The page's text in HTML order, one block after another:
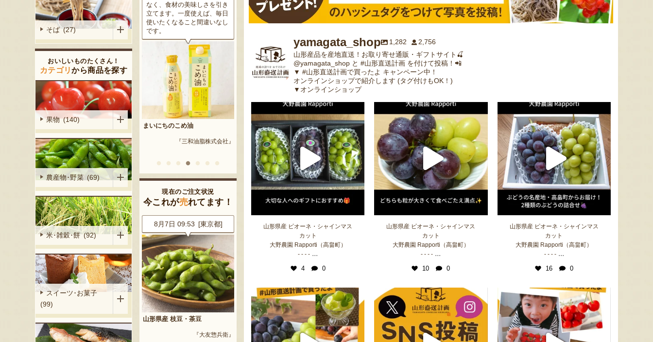
yamagata_shop 1,282
2,756
山形産品を産地直送！お取り寄せ通販・ギフトサイト🍒
@yamagata_shop と #山形直送計画 を付けて投稿！📲
▼ #山形直送計画で買ったよ キャンペーン中！
オンラインショップで紹介します (タグ付けもOK！)
▼オンラインショップ
山形県産 ピオーネ・シャインマス
カット
大野農園 Rapporti（高畠町）
- - - - ...
4 0
山形県産 ピオーネ・シャインマス
カット
大野農園 Rapporti（高畠町）
- - - - ...
10 0
山形県産 ピオーネ・シャインマス
カット
大野農園 Rapporti（高畠町）
- - - - ...
16 0
そば (27)
おいしいものたくさん！
カテゴリから商品を探す
果物 (140)
農産物･野菜 (69)
米･雑穀･餅 (92)
スイーツ･お菓子
(99)
おとらふ』
な旨味、すべてが抜群です。
高級感のある黒化粧箱入りの
ため、大切な人への贈り物に
どうぞ！
『肉匠えんどう』
なく、食材の美味しさを引き
立てます。一度使えば、毎日
使いたくなること間違いなし
です。
まいにちのこめ油
『三和油脂株式会社』
栽培しています。「陽夏妃」
や「川中島白桃」など、その
時期に旬の品種をお届けしま
予約注文：山形県産 桃（贈答
用・家庭用）
『栗原果樹園』
もこだわりました。箱を開け
た瞬間に笑顔になれるゼリー
は、大切な方への贈り物にも
ミックスゼリー
『たかはたファーム』
甘みが特徴。朝採りをその日
のうちに発送し、鮮度そのま
まにお届けします。
予約注文：山形県産トウモロコ
シ「おおもの」
『長岡ファーム』
知るおいしさ」です。一口頬
張るだけで身体いっぱいに広
がる幸せと、芳醇な香りをお
予約注文：山形県産 メロン（赤
肉・青肉）
『あぐりライフデザイン』
現在のご注文状況
今これが売れてます！
8月7日 09:56 [東京都]
山形県産 尾花沢スイカ 小玉
「ピノ・ガール」
8月7日 09:53 [東京都]
山形県産 枝豆・茶豆
『大友惣兵衛』
8月7日 09:41 [愛知県]
山形県産 桃（贈答用・家庭用）
『タキグチフルーツガーデン』
8月7日 10:06 [東京都]
山形県産 尾花沢スイカ 大玉
「羅皇ザ・スウィート」
8月7日 09:56 [大阪府]
サン＆リブのジェラート詰合せ
『SUN＆LIV YAMAGATA』
8月7日 09:56 [東京都]
山形県産 尾花沢スイカ 小玉
「ピノ・ガール」